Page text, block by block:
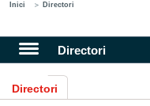
Inici Directori
Directori
Directori